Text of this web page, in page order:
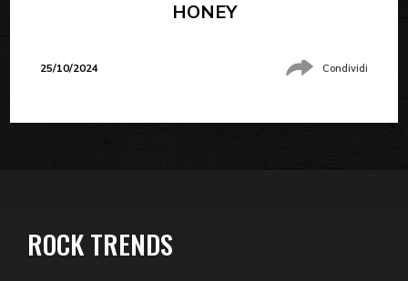
HONEY
25/10/2024 Condividi
ROCK TRENDS